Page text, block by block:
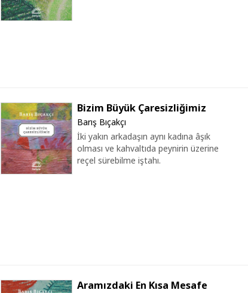
Bizim Büyük Çaresizliğimiz
Barış Bıçakçı
İki yakın arkadaşın aynı kadına âşık
olması ve kahvaltıda peynirin üzerine
reçel sürebilme iştahı.
Aramızdaki En Kısa Mesafe